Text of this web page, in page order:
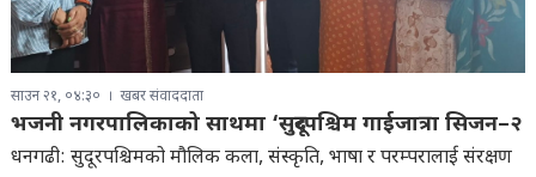
साउन २१, ०४:३० खबर संवाददाता
भजनी नगरपालिकाको साथमा ‘सुदूरपश्चिम गाईजात्रा सिजन–२
धनगढी: सुदूरपश्चिमको मौलिक कला, संस्कृति, भाषा र परम्परालाई संरक्षण